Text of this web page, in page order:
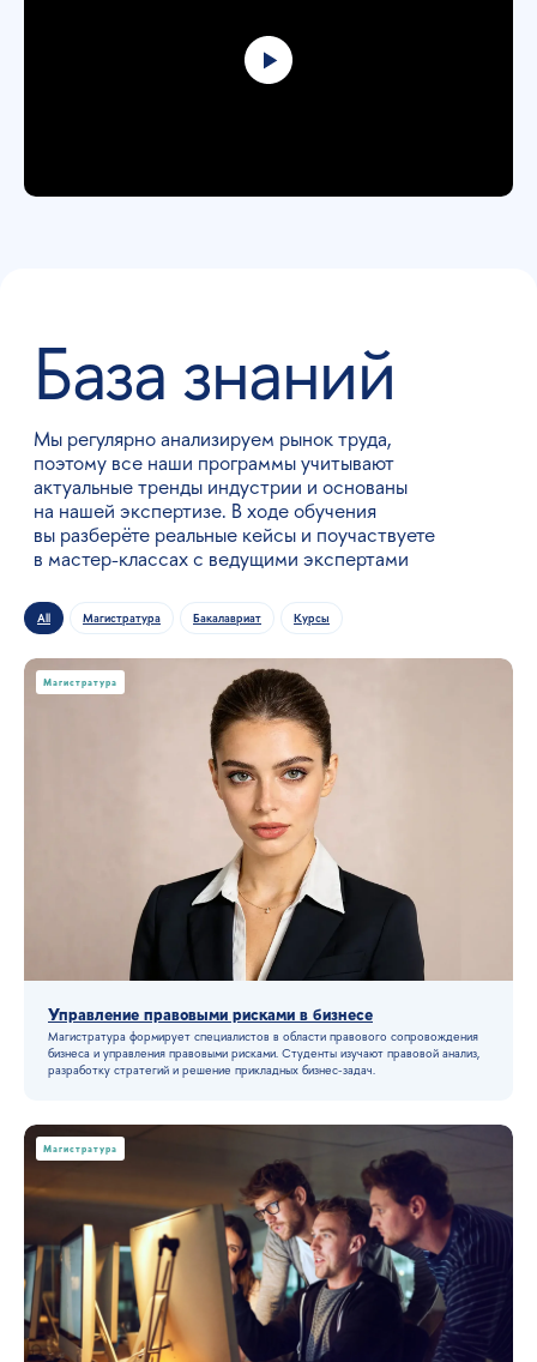
All Магистратура Бакалавриат Курсы
Магистратура
Управление правовыми рисками в бизнесе
Магистратура формирует специалистов в области правового сопровождения
бизнеса и управления правовыми рисками. Студенты изучают правовой анализ,
разработку стратегий и решение прикладных бизнес-задач.
Магистратура